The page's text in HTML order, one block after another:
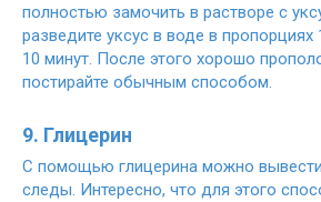
полностью замочить в растворе с
разведите уксус в воде в пропорциях
10 минут. После этого хорошо
постирайте обычным способом.
9. Глицерин
С помощью глицерина можно
следы. Интересно, что для этого